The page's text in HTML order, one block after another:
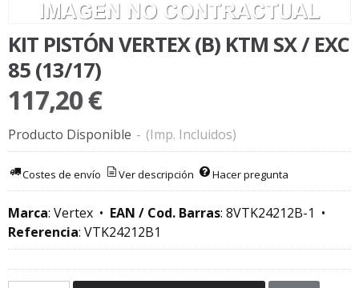
KIT PISTÓN VERTEX (B) KTM SX / EXC
85 (13/17)
117,20 €
Producto Disponible - (Imp. Incluidos)
Costes de envío Ver descripción Hacer pregunta
Marca: Vertex • EAN / Cod. Barras: 8VTK24212B-1 •
Referencia: VTK24212B1